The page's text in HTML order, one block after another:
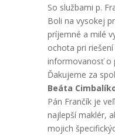
So službami p.
Boli na vysokej
príjemné a milé
ochota pri
informovanosť o
Ďakujeme za
Beáta
Pán Frančík je
najlepší maklér,
mojich